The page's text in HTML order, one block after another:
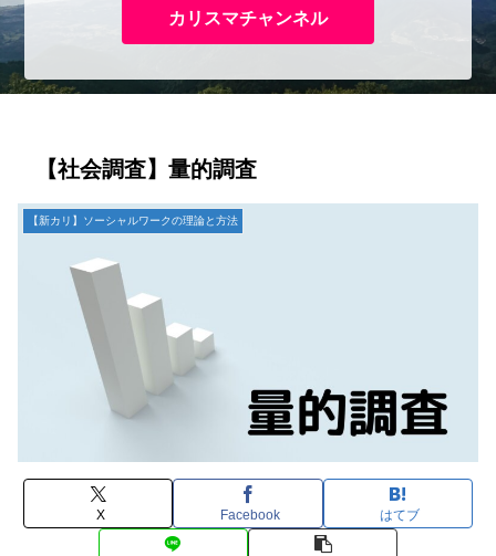
カリスマチャンネル
【社会調査】量的調査
【新カリ】ソーシャルワークの理論と方法
X Facebook はてブ